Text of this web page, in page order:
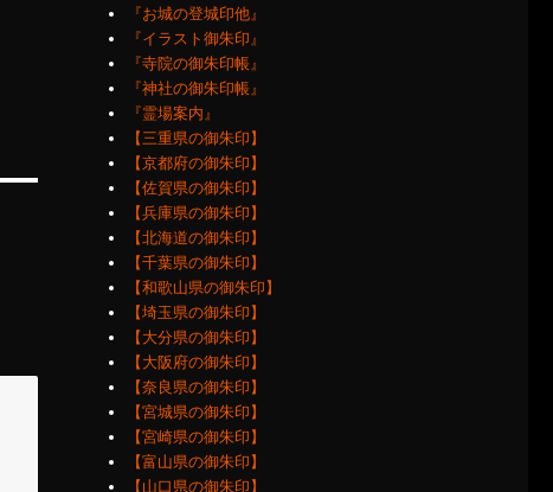
『お城の登城印他』
『イラスト御朱印』
『寺院の御朱印帳』
『神社の御朱印帳』
『霊場案内』
【三重県の御朱印】
【京都府の御朱印】
【佐賀県の御朱印】
【兵庫県の御朱印】
【北海道の御朱印】
【千葉県の御朱印】
【和歌山県の御朱印】
【埼玉県の御朱印】
【大分県の御朱印】
【大阪府の御朱印】
【奈良県の御朱印】
【宮城県の御朱印】
【宮崎県の御朱印】
【富山県の御朱印】
【山口県の御朱印】